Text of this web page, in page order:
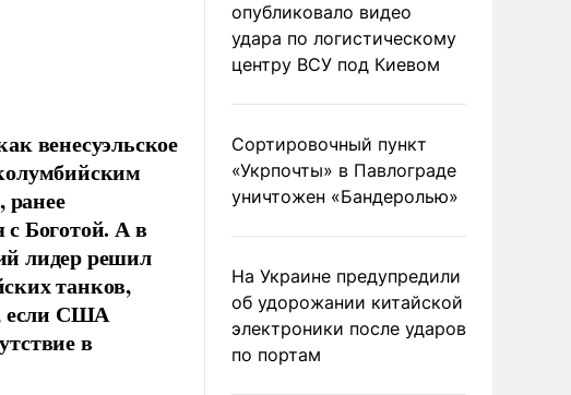
венесуэльское
ранее
Боготой. А в
лидер решил
танков,
если США
в
опубликовало видео
удара по логистическому
центру ВСУ под Киевом
Сортировочный пункт
«Укрпочты» в Павлограде
уничтожен «Бандеролью»
На Украине предупредили
об удорожании китайской
электроники после ударов
по портам